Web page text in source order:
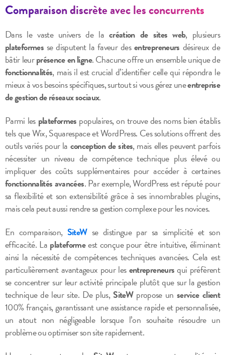
Comparaison discrète avec les concurrents
Dans le vaste univers de la création de sites web, plusieurs
plateformesse disputent la faveur desentrepreneurs désireux de
bâtir leurprésence en ligne. Chacune offre un ensemble unique de
fonctionnalités, mais il est crucial d’identifier celle qui répondra le
mieux à vos besoins spécifiques, surtout si vous gérez uneentreprise
de gestion de réseaux sociaux.
Parmi les plateformes populaires, on trouve des noms bien établis
tels que Wix, Squarespace et WordPress. Ces solutions offrent des
outils variés pour la conception de sites, mais elles peuvent parfois
nécessiter un niveau de compétence technique plus élevé ou
impliquer des coûts supplémentaires pour accéder à certaines
fonctionnalités avancées. Par exemple, WordPress est réputé pour
sa flexibilité et son extensibilité grâce à ses innombrables plugins,
mais cela peut aussi rendre sa gestion complexe pour les novices.
En comparaison, SiteWse distingue par sa simplicité et son
efficacité. La plateformeest conçue pour être intuitive, éliminant
ainsi la nécessité de compétences techniques avancées. Cela est
particulièrement avantageux pour lesentrepreneursqui préfèrent
se concentrer sur leur activité principale plutôt que sur la gestion
technique de leur site. De plus, SiteWpropose unservice client
100% français, garantissant une assistance rapide et personnalisée,
un atout non négligeable lorsque l’on souhaite résoudre un
problème ou optimiser son site rapidement.